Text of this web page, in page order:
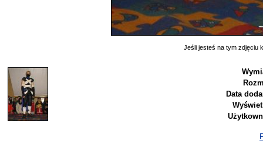
Jeśli jesteś na tym zdjęciu
Data